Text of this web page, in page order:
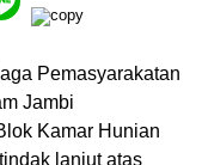
Pemasyarakatan
Jambi
Kamar Hunian
lanjut atas